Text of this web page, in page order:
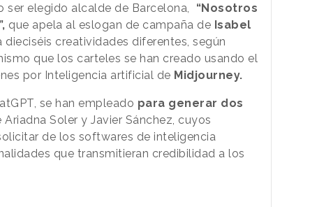
ser elegido alcalde de Barcelona, “Nosotros
que apela al eslogan de campaña de Isabel
dieciséis creatividades diferentes, según
que los carteles se han creado usando el
por Inteligencia artificial de Midjourney.
se han empleado para generar dos
Ariadna Soler y Javier Sánchez, cuyos
de los softwares de inteligencia
que transmitieran credibilidad a los